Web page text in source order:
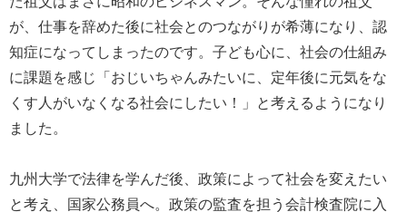
が、仕事を辞めた後に社会とのつながりが希薄になり、認
知症になってしまったのです。子ども心に、社会の仕組み
に課題を感じ「おじいちゃんみたいに、定年後に元気をな
くす人がいなくなる社会にしたい！」と考えるようになり
ました。
九州大学で法律を学んだ後、政策によって社会を変えたい
と考え、国家公務員へ。政策の監査を担う会計検査院に入